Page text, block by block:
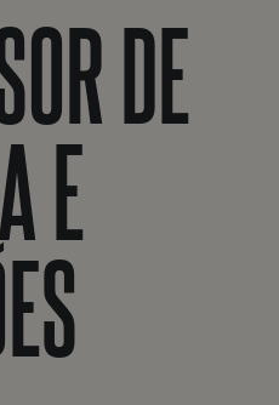
DE
E